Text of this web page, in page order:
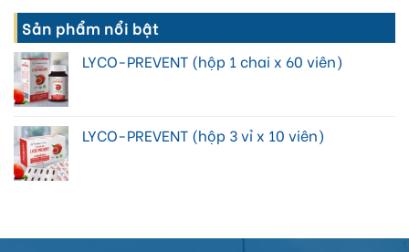
Sản phẩm nổi bật
LYCO-PREVENT (hộp 1 chai x 60 viên)
LYCO-PREVENT (hộp 3 vỉ x 10 viên)